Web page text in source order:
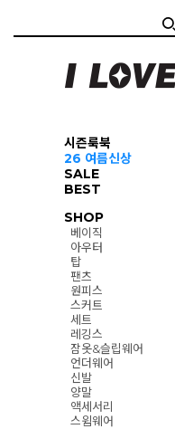
시즌룩북
26 여름신상
SALE
BEST
SHOP
베이직
아우터
탑
팬츠
원피스
스커트
세트
레깅스
잠옷&슬립웨어
언더웨어
신발
양말
액세서리
스윔웨어